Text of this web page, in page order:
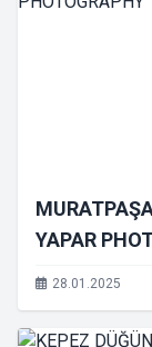
YAPAR
28.01.2025